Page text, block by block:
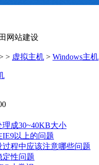
网站建设
> 虚拟主机 > Windows主机
成30~40KB大小
以上的问题
程中应该注意哪些问题
定性问题